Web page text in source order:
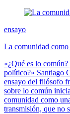
ensayo
La comunidad como
«¿Qué es lo
político?» Santiago
ensayo del filósofo
sobre lo común
comunidad como
transmisión, que no